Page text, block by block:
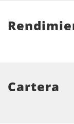
Cartera